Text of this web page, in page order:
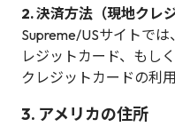
2. 決済方法（現地クレ
Supreme/USサイトで
レジットカード、もし
クレジットカードの利
3. アメリカの住所